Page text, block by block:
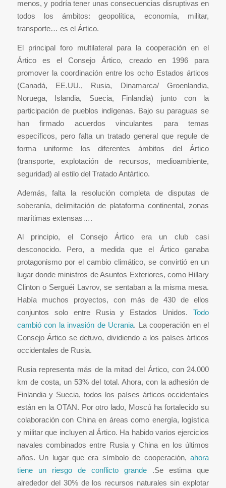
menos, y podría tener unas consecuencias disruptivas en
todos los ámbitos: geopolítica, economía, militar,
transporte… es el Ártico.
El principal foro multilateral para la cooperación en el
Ártico es el Consejo Ártico, creado en 1996 para
promover la coordinación entre los ocho Estados árticos
(Canadá, EE.UU., Rusia, Dinamarca/ Groenlandia,
Noruega, Islandia, Suecia, Finlandia) junto con la
participación de pueblos indígenas. Bajo su paraguas se
han firmado acuerdos vinculantes para temas
específicos, pero falta un tratado general que regule de
forma uniforme los diferentes ámbitos del Ártico
(transporte, explotación de recursos, medioambiente,
seguridad) al estilo del Tratado Antártico.
Además, falta la resolución completa de disputas de
soberanía, delimitación de plataforma continental, zonas
marítimas extensas….
Al principio, el Consejo Ártico era un club casi
desconocido. Pero, a medida que el Ártico ganaba
protagonismo por el cambio climático, se convirtió en un
lugar donde ministros de Asuntos Exteriores, como Hillary
Clinton o Serguéi Lavrov, se sentaban a la misma mesa.
Había muchos proyectos, con más de 430 de ellos
conjuntos solo entre Rusia y Estados Unidos.Todo
cambió con la invasión de Ucrania. La cooperación en el
Consejo Ártico se detuvo, dividiendo a los países árticos
occidentales de Rusia.
Rusia representa más de la mitad del Ártico, con 24.000
km de costa, un 53% del total. Ahora, con la adhesión de
Finlandia y Suecia, todos los países árticos occidentales
están en la OTAN. Por otro lado, Moscú ha fortalecido su
colaboración con China en áreas como energía, logística
y militar que incluyen al Ártico. Ha habido varios ejercicios
navales combinados entre Rusia y China en los últimos
años. Un lugar que era símbolo de cooperación,ahora
tiene un riesgo de conflicto grande .Se estima que
alrededor del 30% de los recursos naturales sin explotar